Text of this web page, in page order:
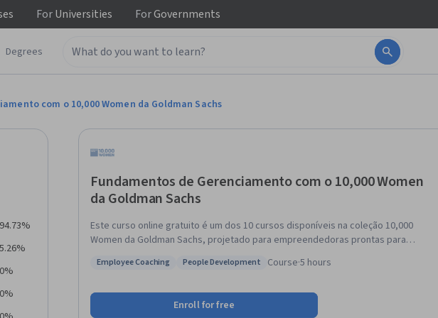
ForUniversities ForGovernments
Degrees
com o 10,000 Women da Goldman Sachs
Fundamentos de Gerenciamento com o 10,000 Women
da Goldman Sachs
Este curso online gratuito é um dos 10 cursos disponíveis na coleção 10,000
Women da Goldman Sachs, projetado para empreendedoras prontas para
crítico para o crescimento de sua empresa – seus funcionários. Entender
desde o recrutamento e seleção de funcionários, até a gestão de
desempenho e treinamento e desenvolvimento dos mesmos. Você planejará
Status: Employee Coaching
Employee Coaching
Status: People Development
People Development Course·5 hours
Enroll for free
94.73%
5.26%
0%
0%